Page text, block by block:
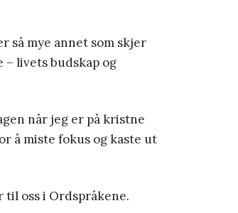
så mye annet som skjer
– livets budskap og
når jeg er på kristne
å miste fokus og kaste ut
oss i Ordspråkene.